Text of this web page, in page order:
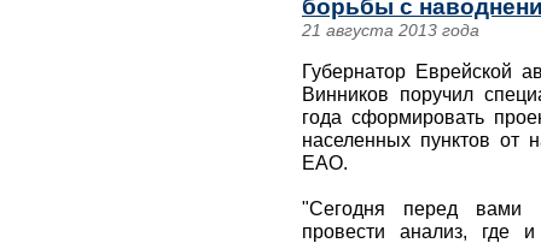
борьбы с
21 августа 2013 года
Губернатор Еврейской
Винников поручил
года сформировать
населенных пунктов от
ЕАО.
"Сегодня перед вами
провести анализ, где